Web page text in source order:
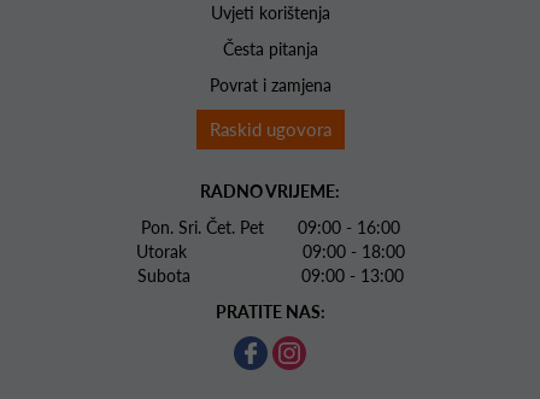
Uvjeti korištenja
Česta pitanja
Povrat i zamjena
Raskid ugovora
RADNO VRIJEME:
Pon. Sri. Čet. Pet 09:00 - 16:00
Utorak 09:00 - 18:00
Subota 09:00 - 13:00
PRATITE NAS: